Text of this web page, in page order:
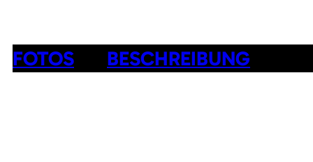
FOTOS BESCHREIBUNG